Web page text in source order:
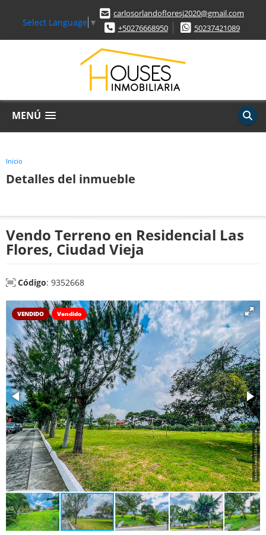
Select Language ▼
carlosorlandofloresj2020@gmail.com
+50276668950
50237421089
MENÚ
Inicio
Detalles del inmueble
Vendo Terreno en Residencial Las
Flores, Ciudad Vieja
Código: 9352668
VENDIDO Vendido